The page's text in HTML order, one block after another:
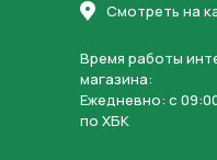
Смотреть на
Время работы
магазина:
Ежедневно: c
по ХБК